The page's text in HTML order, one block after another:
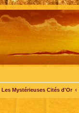
Les Mystérieuses Cités d'Or